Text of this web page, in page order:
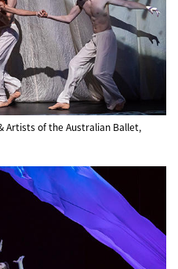
Artists of the Australian Ballet,